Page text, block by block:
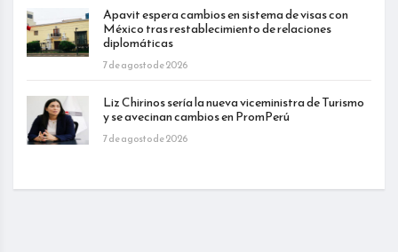
Apavit espera cambios en sistema de visas con
México tras restablecimiento de relaciones
diplomáticas
7 de agosto de 2026
Liz Chirinos sería la nueva viceministra de Turismo
y se avecinan cambios en PromPerú
7 de agosto de 2026